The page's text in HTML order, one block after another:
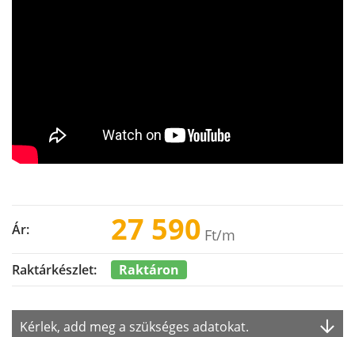
Ár: 27 590 Ft/m
Raktárkészlet: Raktáron
Kérlek, add meg a szükséges adatokat.